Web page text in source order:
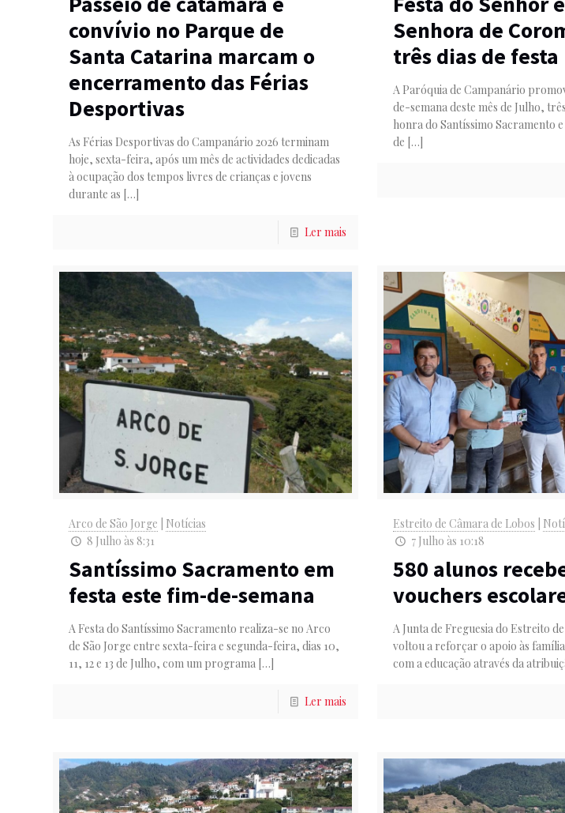
convívio no Parque de
Santa Catarina marcam o
encerramento das Férias
Desportivas
As Férias Desportivas do Campanário 2026 terminam
hoje, sexta-feira, após um mês de actividades dedicadas
à ocupação dos tempos livres de crianças e jovens
durante as […]
Ler mais
Senhora de
três dias de festa
A Paróquia de Campanário
de-semana deste mês de Julho,
honra do Santíssimo Sacramento
de […]
Arco de São Jorge
Notícias
8 Julho às 8:31
Santíssimo Sacramento em
festa este fim-de-semana
A Festa do Santíssimo Sacramento realiza-se no Arco
de São Jorge entre sexta-feira e segunda-feira, dias 10,
11, 12 e 13 de Julho, com um programa[…]
Ler mais
Estreito de Câmara de Lobos
7 Julho às 10:18
580 alunos
vouchers
A Junta de Freguesia do Estreito
voltou a reforçar o apoio às
com a educação através da